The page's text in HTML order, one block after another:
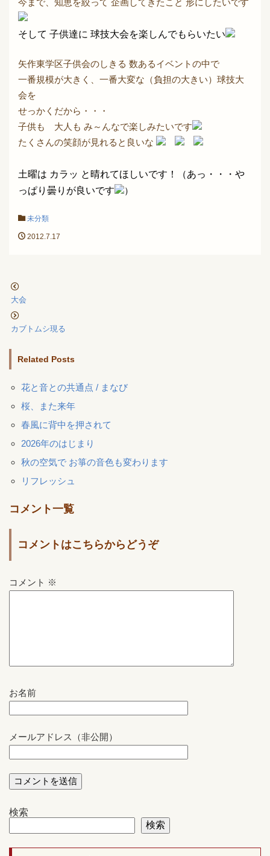
そして 子供達に 球技大会を楽しんでもらいたい
矢作東学区子供会のしきる 数あるイベントの中で
一番規模が大きく、一番大変な（負担の大きい）球技大
会を
せっかくだから・・・
子供も 大人も み～んなで楽しみたいです
たくさんの笑顔が見れると良いな
土曜は カラッ と晴れてほしいです！（あっ・・・や
っぱり曇りが良いです
）
未分類
2012.7.17
大会
カブトムシ現る
Related Posts
花と音との共通点 / まなび
桜、また来年
春風に背中を押されて
2026年のはじまり
秋の空気で お箏の音色も変わります
リフレッシュ
コメント一覧
コメントはこちらからどうぞ
コメント ※
お名前
メールアドレス（非公開）
検索
検索